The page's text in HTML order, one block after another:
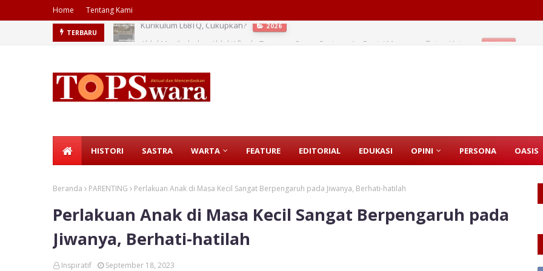
Home Tentang Kami
TERBARU Ahlul Musibah dan Ahlul ‘Afiyah: Ternyata Orang Beriman Itu Posisi Mana pun Tetap Untung
HISTORI SASTRA WARTA FEATURE EDITORIAL EDUKASI OPINI PERSONA OASIS
Beranda PARENTING Perlakuan Anak di Masa Kecil Sangat Berpengaruh pada Jiwanya, Berhati-hatilah
Perlakuan Anak di Masa Kecil Sangat Berpengaruh pada
Jiwanya, Berhati-hatilah
Inspiratif September 18, 2023